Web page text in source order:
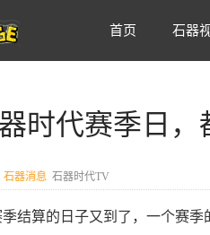
首页 石器
时代赛季日
石器消息 石器时代TV
结算的日子又到了，一个赛